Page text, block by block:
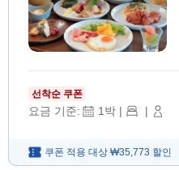
선착순 쿠폰
요금 기준: 1박 | |
쿠폰 적용 대상 ₩35,773 할인